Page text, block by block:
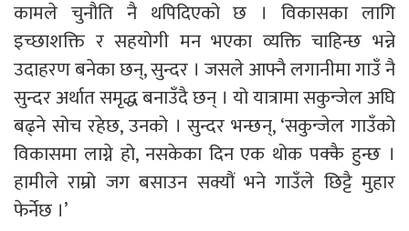
कामले चुनौति नै थपिदिएको छ । विकासका लागि
इच्छाशक्ति र सहयोगी मन भएका व्यक्ति चाहिन्छ भन्ने
उदाहरण बनेका छन्, सुन्दर । जसले आफ्नै लगानीमा गाउँ नै
सुन्दर अर्थात समृद्ध बनाउँदै छन् । यो यात्रामा सकुन्जेल अघि
बढ्ने सोच रहेछ, उनको । सुन्दर भन्छन्, ‘सकुन्जेल गाउँको
विकासमा लाग्ने हो, नसकेका दिन एक थोक पक्कै हुन्छ ।
हामीले राम्रो जग बसाउन सक्यौं भने गाउँले छिट्टै मुहार
फेर्नेछ ।’